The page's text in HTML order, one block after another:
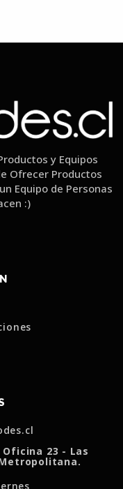
y Equipos
Ofrecer Productos
Equipo de Personas
:)
Oficina 23 - Las